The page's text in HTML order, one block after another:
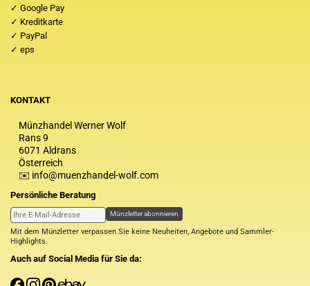
✓ Google Pay
✓ Kreditkarte
✓ PayPal
✓ eps
KONTAKT
Münzhandel Werner Wolf
Rans 9
6071 Aldrans
Österreich
✉️ info@muenzhandel-wolf.com
Persönliche Beratung
Münzletter abonnieren
Mit dem Münzletter verpassen Sie keine Neuheiten, Angebote und Sammler-
Highlights.
Auch auf Social Media für Sie da: